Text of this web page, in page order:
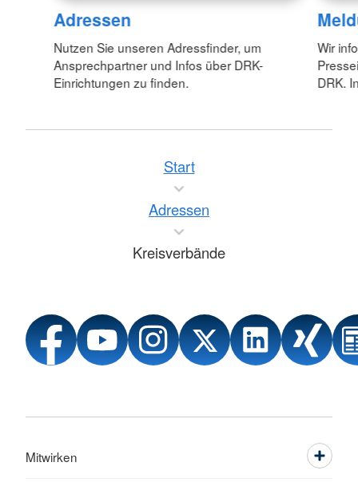
Adressen
Nutzen Sie unseren Adressfinder, um
Ansprechpartner und Infos über DRK-
Einrichtungen zu finden.
Wir
DRK.
Start
Adressen
Kreisverbände
Mitwirken